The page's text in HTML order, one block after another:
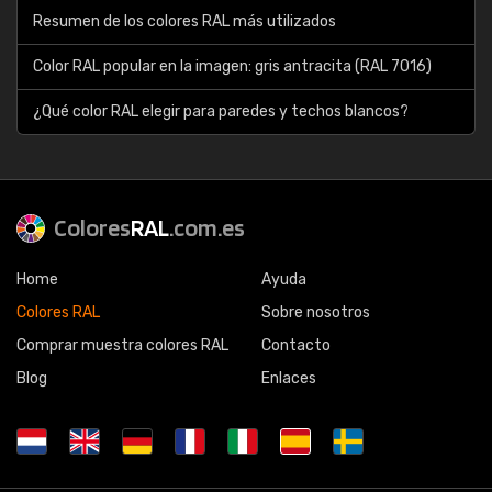
Resumen de los colores RAL más utilizados
Color RAL popular en la imagen: gris antracita (RAL 7016)
¿Qué color RAL elegir para paredes y techos blancos?
ColoresRAL.com.es
Home
Colores RAL
Comprar muestra colores RAL
Blog
Ayuda
Sobre nosotros
Contacto
Enlaces